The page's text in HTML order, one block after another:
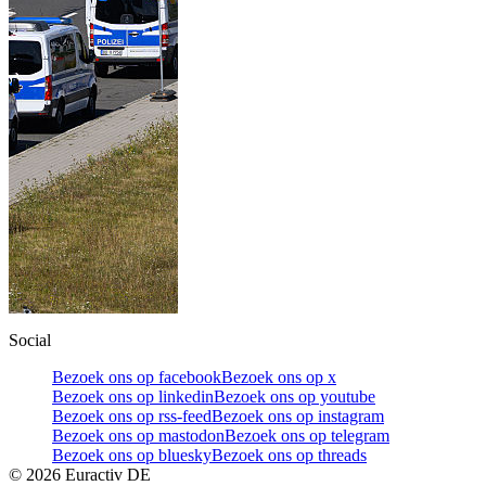
Social
Bezoek ons op facebookBezoek ons op x
Bezoek ons op linkedinBezoek ons op youtube
Bezoek ons op rss-feedBezoek ons op instagram
Bezoek ons op mastodonBezoek ons op telegram
Bezoek ons op blueskyBezoek ons op threads
© 2026 Euractiv DE